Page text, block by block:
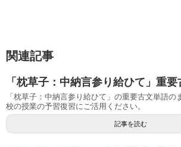
関連記事
「枕草子：中納言参り給ひて」重
「枕草子：中納言参り給ひて」の重要古文単語の
校の授業の予習復習にご活用ください。
記事を読む